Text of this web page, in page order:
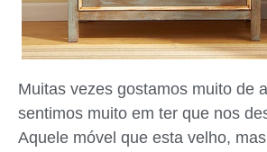
Muitas vezes gostamos muito de
sentimos muito em ter que nos
Aquele móvel que esta velho,